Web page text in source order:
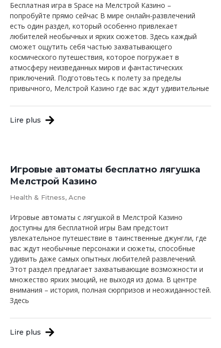
Бесплатная игра в Space на Мелстрой Казино –
попробуйте прямо сейчас В мире онлайн-развлечений
есть один раздел, который особенно привлекает
любителей необычных и ярких сюжетов. Здесь каждый
сможет ощутить себя частью захватывающего
космического путешествия, которое погружает в
атмосферу неизведанных миров и фантастических
приключений. Подготовьтесь к полету за пределы
привычного, Мелстрой Казино где вас ждут удивительные
Lire plus
Игровые автоматы бесплатно лягушка
Мелстрой Казино
Health & Fitness, Acne
Игровые автоматы с лягушкой в Мелстрой Казино
доступны для бесплатной игры Вам предстоит
увлекательное путешествие в таинственные джунгли, где
вас ждут необычные персонажи и сюжеты, способные
удивить даже самых опытных любителей развлечений.
Этот раздел предлагает захватывающие возможности и
множество ярких эмоций, не выходя из дома. В центре
внимания – история, полная сюрпризов и неожиданностей.
Здесь
Lire plus